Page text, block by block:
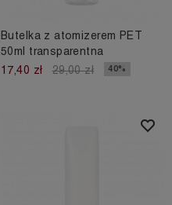
Butelka z atomizerem PET
50ml transparentna
17,40 zł
29,00 zł 40%